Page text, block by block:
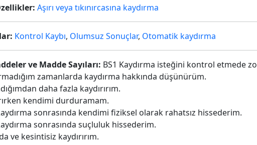
Aşırı veya tıkınırcasına kaydırma
Kontrol Kaybı, Olumsuz Sonuçlar, Otomatik kaydırma
ve Madde Sayıları: BS1 Kaydırma isteğini kontrol etmede
zamanlarda kaydırma hakkında düşünürüm.
daha fazla kaydırırım.
kendimi durduramam.
kaydırma sonrasında kendimi fiziksel olarak rahatsız hissederim.
sonrasında suçluluk hissederim.
ve kesintisiz kaydırırım.